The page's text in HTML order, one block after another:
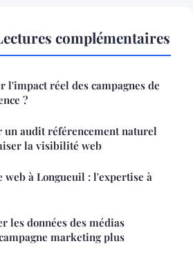
complémentaires
l'impact réel des campagnes de
?
un audit référencement naturel
la visibilité web
web à Longueuil : l'expertise à
les données des médias
marketing plus